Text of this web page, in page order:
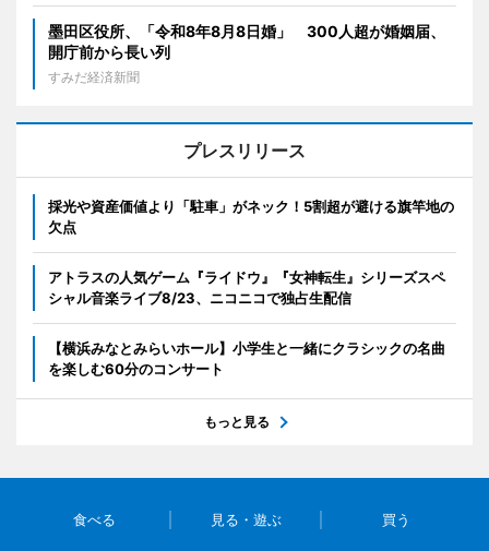
墨田区役所、「令和8年8月8日婚」 300人超が婚姻届、
開庁前から長い列
すみだ経済新聞
プレスリリース
採光や資産価値より「駐車」がネック！5割超が避ける旗竿地の
欠点
アトラスの人気ゲーム『ライドウ』『女神転生』シリーズスペ
シャル音楽ライブ8/23、ニコニコで独占生配信
【横浜みなとみらいホール】小学生と一緒にクラシックの名曲
を楽しむ60分のコンサート
もっと見る
食べる 見る・遊ぶ 買う